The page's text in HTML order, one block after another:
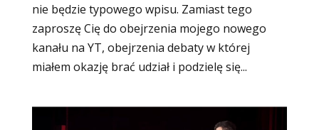
nie będzie typowego wpisu. Zamiast tego
zaproszę Cię do obejrzenia mojego nowego
kanału na YT, obejrzenia debaty w której
miałem okazję brać udział i podzielę się...